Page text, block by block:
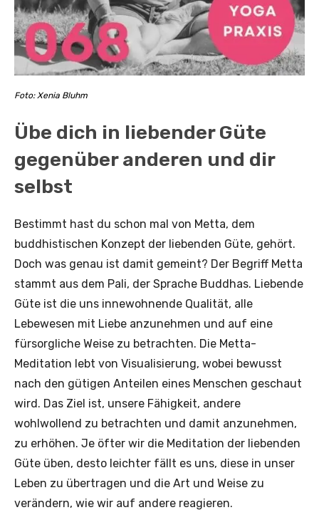
Foto: Xenia Bluhm
Übe dich in liebender Güte
gegenüber anderen und dir
selbst
Bestimmt hast du schon mal von Metta, dem
buddhistischen Konzept der liebenden Güte, gehört.
Doch was genau ist damit gemeint? Der Begriff Metta
stammt aus dem Pali, der Sprache Buddhas. Liebende
Güte ist die uns innewohnende Qualität, alle
Lebewesen mit Liebe anzunehmen und auf eine
fürsorgliche Weise zu betrachten. Die Metta-
Meditation lebt von Visualisierung, wobei bewusst
nach den gütigen Anteilen eines Menschen geschaut
wird. Das Ziel ist, unsere Fähigkeit, andere
wohlwollend zu betrachten und damit anzunehmen,
zu erhöhen. Je öfter wir die Meditation der liebenden
Güte üben, desto leichter fällt es uns, diese in unser
Leben zu übertragen und die Art und Weise zu
verändern, wie wir auf andere reagieren.